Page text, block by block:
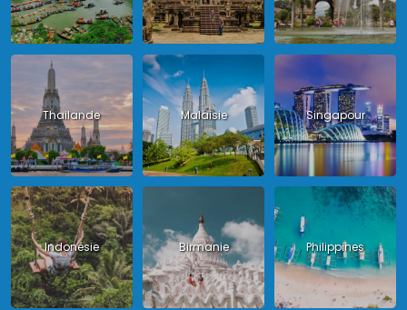
Thailande Malaisie Singapour
Indonésie Birmanie Philippines